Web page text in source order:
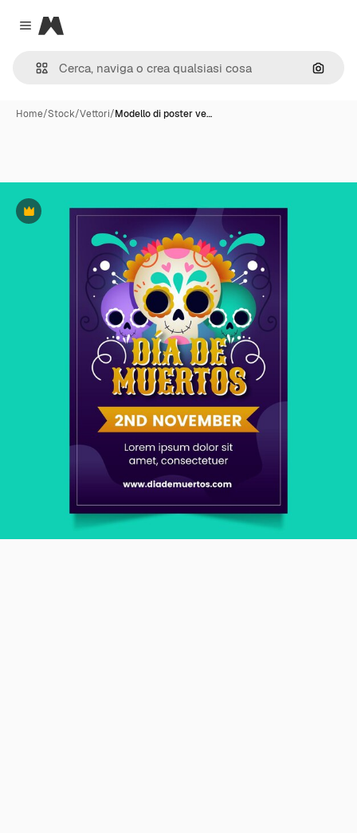
Close menu
Magnific
Cerca
Home/Stock/Vettori/Modello di poster ve…
Premium